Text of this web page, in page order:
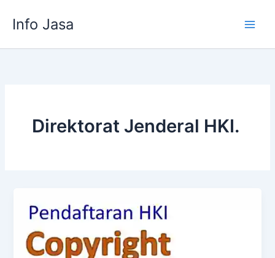
Info Jasa
Direktorat Jenderal HKI.